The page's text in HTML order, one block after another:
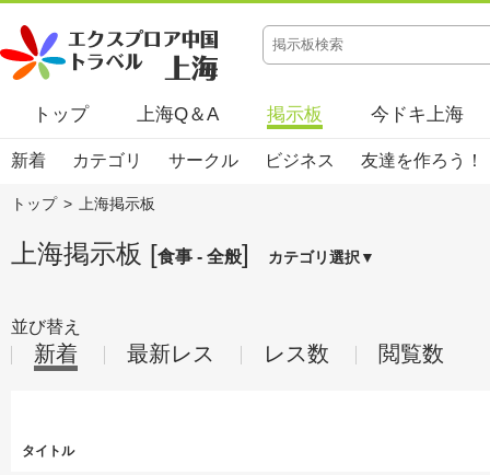
トップ 上海Q＆A 掲示板 今ドキ上海
新着 カテゴリ サークル ビジネス 友達を作ろう！
トップ > 上海掲示板
上海掲示板 [食事 - 全般] カテゴリ選択▼
並び替え
新着 最新レス レス数 閲覧数
タイトル